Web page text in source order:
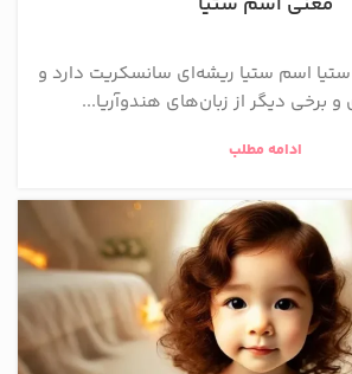
اسم ستیا ریشه‌ای سانسکریت دارد و
برخی دیگر از زبان‌های هندوآریا...
ادامه مطلب